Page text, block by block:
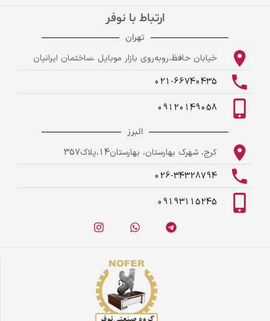
ارتباط با نوفر
تهران
خیابان حافظ،روبه‌روی بازار موبایل ،ساختمان ایرانیان
021-66740435
09120149058
البرز
کرج، شهرک بهارستان، بهارستان14،پلاک357
026-34328794
09193115245